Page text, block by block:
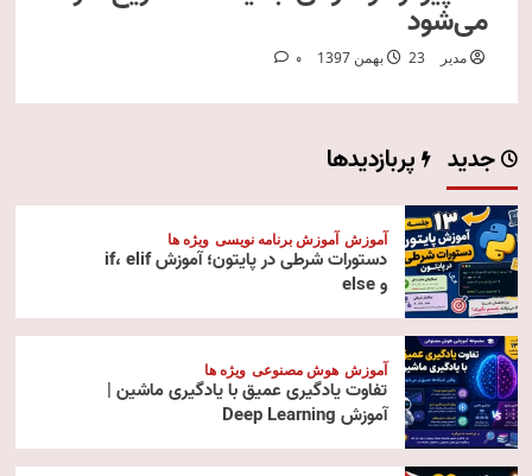
می‌شود
مدیر 23 بهمن 1397 0
جدید پربازدیدها
آموزش آموزش برنامه نویسی ویژه ها
دستورات شرطی در پایتون؛ آموزش if، elif
و else
آموزش هوش مصنوعی ویژه ها
تفاوت یادگیری عمیق با یادگیری ماشین |
آموزش Deep Learning